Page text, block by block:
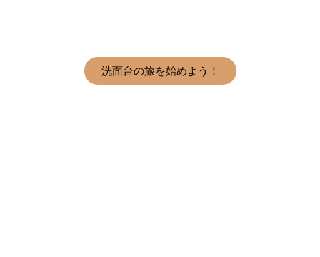
HanYuにご連絡ください！
洗面台の旅を始めよう！